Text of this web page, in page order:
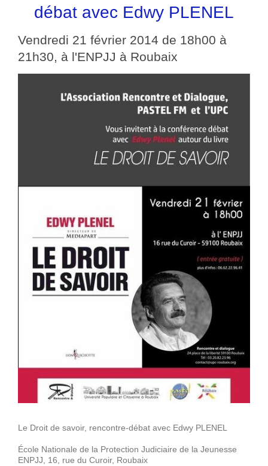
débat avec Edwy PLENEL
Vendredi 21 février 2014 de 18h00 à
21h30, à l'ENPJJ à Roubaix
Le Droit de savoir, rencontre-débat avec Edwy PLENEL
École Nationale de la Protection Judiciaire de la Jeunesse
ENPJJ, 16, rue du Curoir, Roubaix